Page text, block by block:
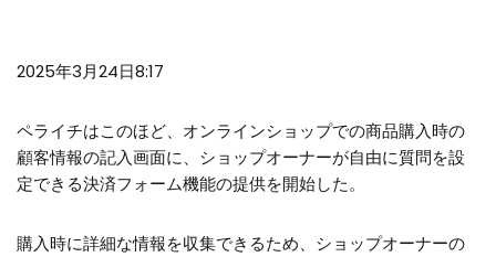
2025年3月24日8:17
ペライチはこのほど、オンラインショップでの商品購入時の
顧客情報の記入画面に、ショップオーナーが自由に質問を設
定できる決済フォーム機能の提供を開始した。
購入時に詳細な情報を収集できるため、ショップオーナーの